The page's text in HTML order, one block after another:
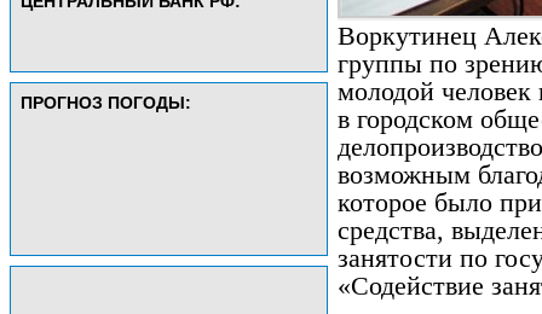
ПРОГНОЗ ПОГОДЫ:
Воркутинец
группы по
молодой человек
в городском
возможным
которое было
средства,
занятости по
«Содействие